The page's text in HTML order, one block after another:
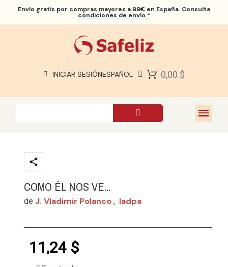
Envío gratis por compras mayores a 99€ en España. Consulta
condiciones de envío.*
INICIAR SESIÓNESPAÑOL 0,00 $
COMO ÉL NOS VE...
de J. Vladimir Polanco , Iadpa
11,24 $